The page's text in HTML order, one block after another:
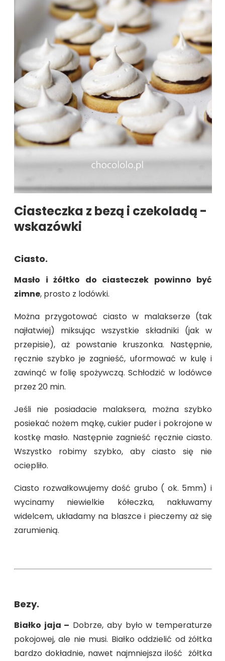
Ciasteczka z bezą i czekoladą -
wskazówki
Ciasto.
Masło i żółtko do ciasteczek powinno być
zimne, prosto z lodówki.
Można przygotować ciasto w malakserze (tak
najłatwiej) miksując wszystkie składniki (jak w
przepisie), aż powstanie kruszonka. Następnie,
ręcznie szybko je zagnieść, uformować w kulę i
zawinąć w folię spożywczą. Schłodzić w lodówce
przez 20 min.
Jeśli nie posiadacie malaksera, można szybko
posiekać nożem mąkę, cukier puder i pokrojone w
kostkę masło. Następnie zagnieść ręcznie ciasto.
Wszystko robimy szybko, aby ciasto się nie
ociepliło.
Ciasto rozwałkowujemy dość grubo ( ok. 5mm) i
wycinamy niewielkie kółeczka, nakłuwamy
widelcem, układamy na blaszce i pieczemy aż się
zarumienią.
Bezy.
Białko jaja – Dobrze, aby było w temperaturze
pokojowej, ale nie musi. Białko oddzielić od żółtka
bardzo dokładnie, nawet najmniejsza ilość żółtka